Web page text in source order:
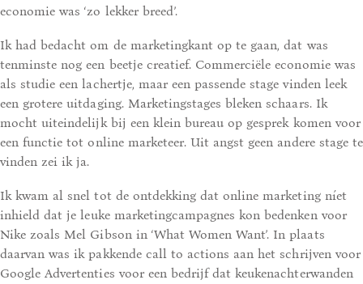
economie was ‘zo lekker breed’.
Ik had bedacht om de marketingkant op te gaan, dat was
tenminste nog een beetje creatief. Commerciële economie was
als studie een lachertje, maar een passende stage vinden leek
een grotere uitdaging. Marketingstages bleken schaars. Ik
mocht uiteindelijk bij een klein bureau op gesprek komen voor
een functie tot online marketeer. Uit angst geen andere stage te
vinden zei ik ja.
Ik kwam al snel tot de ontdekking dat online marketing níet
inhield dat je leuke marketingcampagnes kon bedenken voor
Nike zoals Mel Gibson in ‘What Women Want’. In plaats
daarvan was ik pakkende call to actions aan het schrijven voor
Google Advertenties voor een bedrijf dat keukenachterwanden